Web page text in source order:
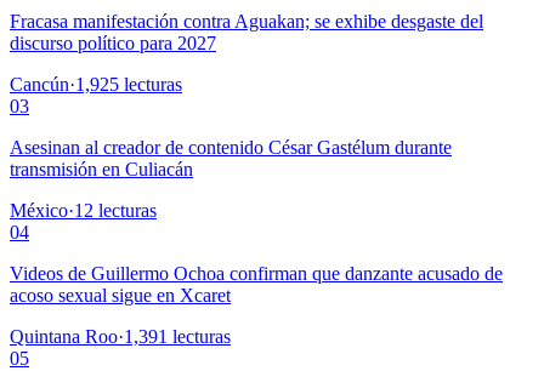
Fracasa manifestación contra Aguakan; se exhibe desgaste del
discurso político para 2027
Cancún·1,925 lecturas
03
Asesinan al creador de contenido César Gastélum durante
transmisión en Culiacán
México·12 lecturas
04
Videos de Guillermo Ochoa confirman que danzante acusado de
acoso sexual sigue en Xcaret
Quintana Roo·1,391 lecturas
05